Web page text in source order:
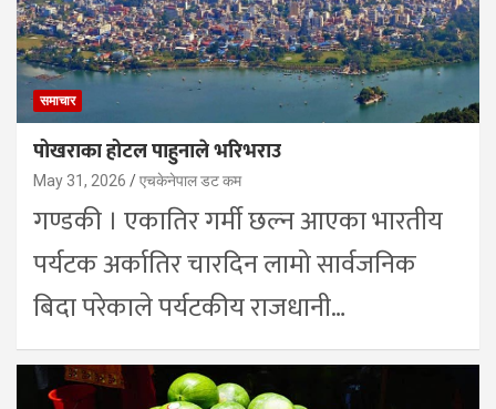
समाचार
पोखराका होटल पाहुनाले भरिभराउ
May 31, 2026 एचकेनेपाल डट कम
गण्डकी । एकातिर गर्मी छल्न आएका भारतीय
पर्यटक अर्कातिर चारदिन लामो सार्वजनिक
बिदा परेकाले पर्यटकीय राजधानी…